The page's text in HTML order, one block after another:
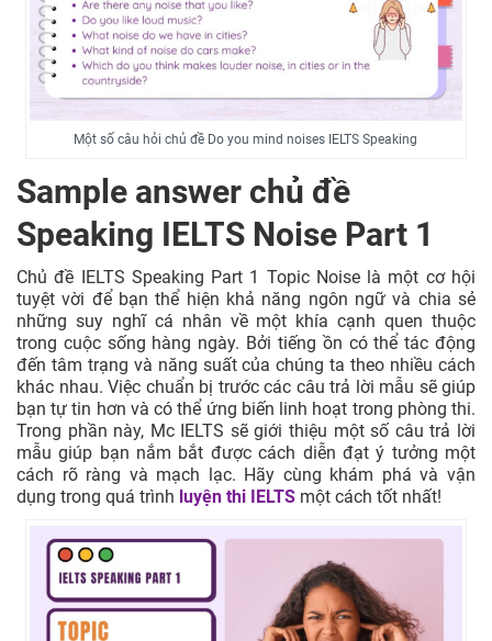
Một số câu hỏi chủ đề Do you mind noises IELTS Speaking
Sample answer chủ đề
Speaking IELTS Noise Part 1
Chủ đề IELTS Speaking Part 1 Topic Noise là một cơ hội
tuyệt vời để bạn thể hiện khả năng ngôn ngữ và chia sẻ
những suy nghĩ cá nhân về một khía cạnh quen thuộc
trong cuộc sống hàng ngày. Bởi tiếng ồn có thể tác động
đến tâm trạng và năng suất của chúng ta theo nhiều cách
khác nhau. Việc chuẩn bị trước các câu trả lời mẫu sẽ giúp
bạn tự tin hơn và có thể ứng biến linh hoạt trong phòng thi.
Trong phần này, Mc IELTS sẽ giới thiệu một số câu trả lời
mẫu giúp bạn nắm bắt được cách diễn đạt ý tưởng một
cách rõ ràng và mạch lạc. Hãy cùng khám phá và vận
dụng trong quá trình luyện thi IELTS một cách tốt nhất!